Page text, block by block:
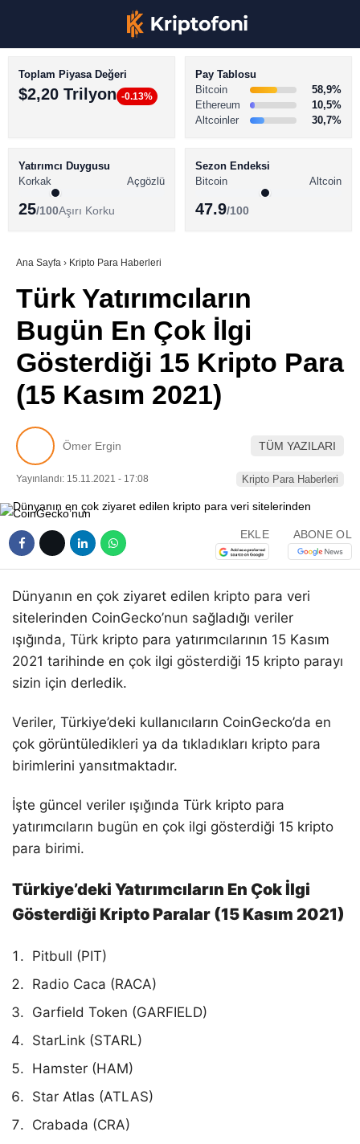
Youtube
Pinterest
BİTCOİN HABERLERİ
ALTCOİN HABERLERİ
SÖZLÜK
Toplam Piyasa Değeri
$2,20 Trilyon -0.13%
Pay Tablosu
Bitcoin
58,9%
Ethereum
10,5%
Altcoinler
30,7%
Yatırımcı Duygusu
Korkak
Açgözlü
25/100Aşırı Korku
Sezon Endeksi
Bitcoin
Altcoin
47.9/100
Ana Sayfa › Kripto Para Haberleri
Türk Yatırımcıların
Bugün En Çok İlgi
Gösterdiği 15 Kripto Para
(15 Kasım 2021)
Ömer Ergin TÜM YAZILARI
Yayınlandı: 15.11.2021 - 17:08 Kripto Para Haberleri
EKLE ABONE OL
Dünyanın en çok ziyaret edilen kripto para veri
sitelerinden CoinGecko’nun sağladığı veriler
ışığında, Türk kripto para yatırımcılarının 15 Kasım
2021 tarihinde en çok ilgi gösterdiği 15 kripto parayı
sizin için derledik.
Veriler, Türkiye’deki kullanıcıların CoinGecko’da en
çok görüntüledikleri ya da tıkladıkları kripto para
birimlerini yansıtmaktadır.
İşte güncel veriler ışığında Türk kripto para
yatırımcıların bugün en çok ilgi gösterdiği 15 kripto
para birimi.
Türkiye’deki Yatırımcıların En Çok İlgi
Gösterdiği Kripto Paralar (15 Kasım 2021)
Pitbull (PIT)
Radio Caca (RACA)
Garfield Token (GARFIELD)
StarLink (STARL)
Hamster (HAM)
Star Atlas (ATLAS)
Crabada (CRA)